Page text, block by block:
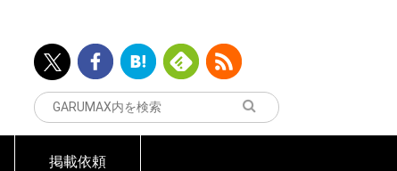
掲載依頼